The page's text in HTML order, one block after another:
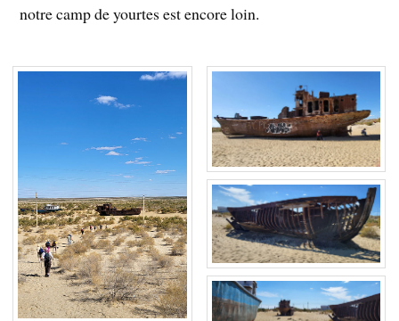
notre camp de yourtes est encore loin.